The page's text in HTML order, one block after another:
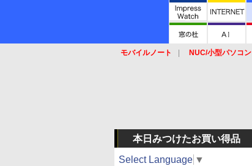
モバイルノート NUC/小型パソコン
本日みつけたお買い得品
Select Language ▼